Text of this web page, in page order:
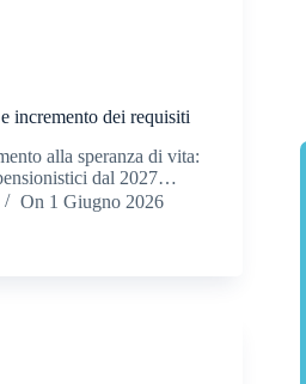
incremento dei requisiti
alla speranza di vita:
dal 2027…
On 1 Giugno 2026